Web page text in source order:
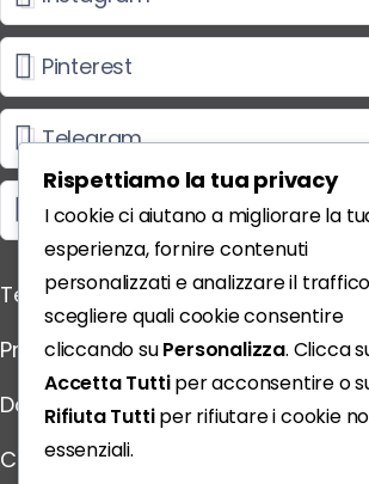
Pinterest
Telegram
YouTube
Link Utili
Termini e Condizioni
Privacy Policy
Dati Personali
Contatti
Rispettiamo la tua privacy
I cookie ci aiutano a migliorare la
esperienza, fornire contenuti
personalizzati e analizzare il
scegliere quali cookie consentire
cliccando suPersonalizza. Clicca
Accetta Tuttiper acconsentire o
Rifiuta Tuttiper rifiutare i cookie
essenziali.